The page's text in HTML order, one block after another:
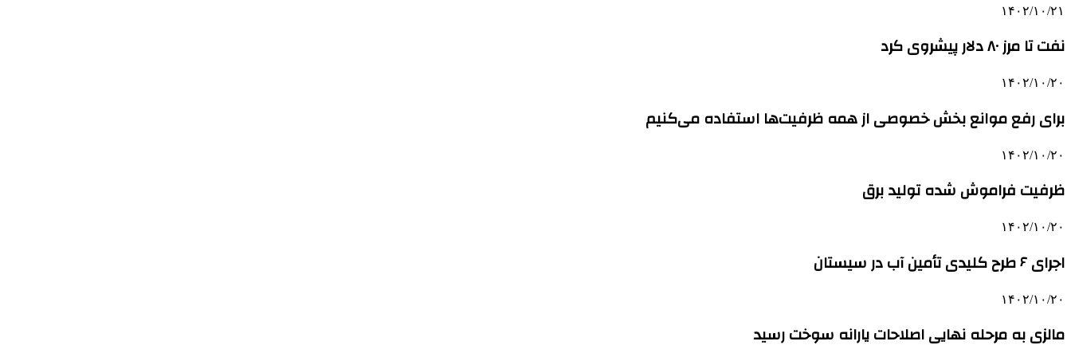
۱۴۰۲/۱۰/۲۱
نفت تا مرز ۸۰ دلار پیشروی کرد
۱۴۰۲/۱۰/۲۰
برای رفع موانع بخش خصوصی از همه ظرفیت‌ها استفاده می‌کنیم
۱۴۰۲/۱۰/۲۰
ظرفیت فراموش شده تولید برق
۱۴۰۲/۱۰/۲۰
اجرای ۶ طرح کلیدی تأمین آب در سیستان
۱۴۰۲/۱۰/۲۰
مالزی به مرحله نهایی اصلاحات یارانه سوخت رسید